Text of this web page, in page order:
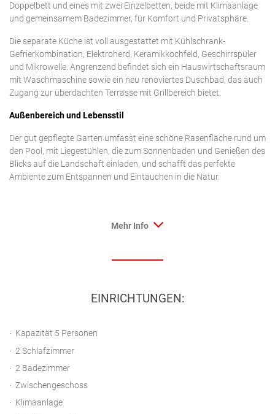
Doppelbett und eines mit zwei Einzelbetten, beide mit Klimaanlage
und gemeinsamem Badezimmer, für Komfort und Privatsphäre.
Die separate Küche ist voll ausgestattet mit Kühlschrank-
Gefrierkombination, Elektroherd, Keramikkochfeld, Geschirrspüler
und Mikrowelle. Angrenzend befindet sich ein Hauswirtschaftsraum
mit Waschmaschine sowie ein neu renoviertes Duschbad, das auch
Zugang zur überdachten Terrasse mit Grillbereich bietet.
Außenbereich und Lebensstil
Der gut gepflegte Garten umfasst eine schöne Rasenfläche rund um
den Pool, mit Liegestühlen, die zum Sonnenbaden und Genießen des
Blicks auf die Landschaft einladen, und schafft das perfekte
Ambiente zum Entspannen und Eintauchen in die Natur.
Mehr Info
EINRICHTUNGEN:
Kapazität 5 Personen
2 Schlafzimmer
2 Badezimmer
Zwischengeschoss
Klimaanlage